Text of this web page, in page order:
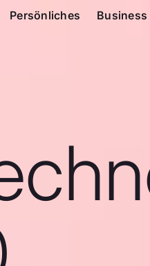
Persönliches Business